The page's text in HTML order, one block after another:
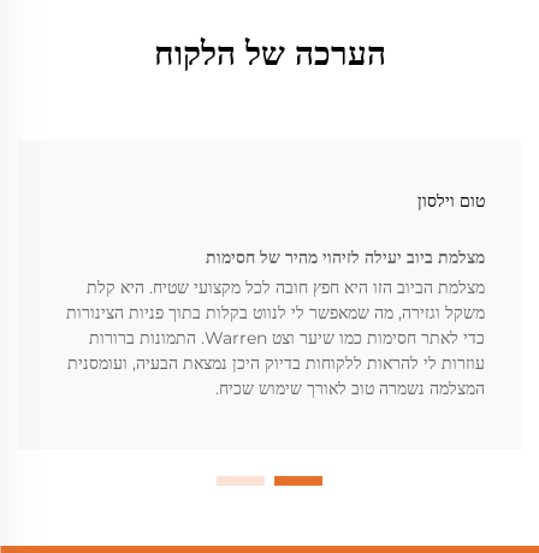
הערכה של הלקוח
טום וילסון
מצלמת ביוב יעילה לזיהוי מהיר של חסימות
מצלמת הביוב הזו היא חפץ חובה לכל מקצועי שטיח. היא קלת
משקל וגזירה, מה שמאפשר לי לנווט בקלות בתוך פניות הצינורות
כדי לאתר חסימות כמו שיער וצט Warren. התמונות ברורות
עוזרות לי להראות ללקוחות בדיוק היכן נמצאת הבעיה, ועומסנית
המצלמה נשמרה טוב לאורך שימוש שכיח.